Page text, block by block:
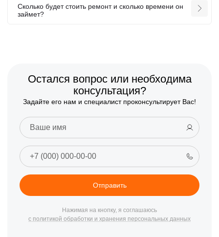
Сколько будет стоить ремонт и сколько времени он
займет?
Остался вопрос или необходима
консультация?
Задайте его нам и специалист проконсультирует Вас!
Отправить
Нажимая на кнопку, я соглашаюсь
с политикой обработки и хранения персональных данных